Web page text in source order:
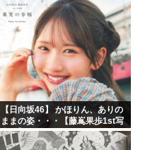
【日向坂46】 かほりん、ありの
ままの姿・・・【藤嶌果歩1st写
真集】